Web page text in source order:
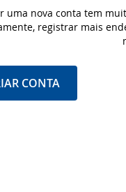
uma nova conta tem
registrar mais
CONTA